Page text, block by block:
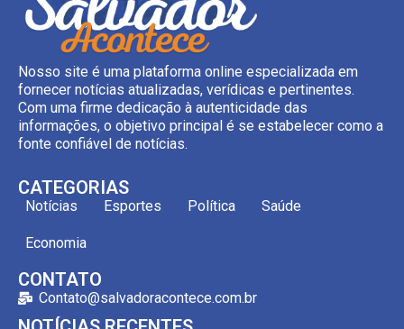
Nosso site é uma plataforma online especializada em
fornecer notícias atualizadas, verídicas e pertinentes.
Com uma firme dedicação à autenticidade das
informações, o objetivo principal é se estabelecer como a
fonte confiável de notícias.
CATEGORIAS
Notícias Esportes Política Saúde
Economia
CONTATO
Contato@salvadoracontece.com.br